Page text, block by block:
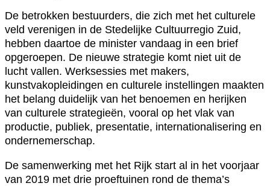
De betrokken bestuurders, die zich met het culturele
veld verenigen in de Stedelijke Cultuurregio Zuid,
hebben daartoe de minister vandaag in een brief
opgeroepen. De nieuwe strategie komt niet uit de
lucht vallen. Werksessies met makers,
kunstvakopleidingen en culturele instellingen maakten
het belang duidelijk van het benoemen en herijken
van culturele strategieën, vooral op het vlak van
productie, publiek, presentatie, internationalisering en
ondernemerschap.
De samenwerking met het Rijk start al in het voorjaar
van 2019 met drie proeftuinen rond de thema’s